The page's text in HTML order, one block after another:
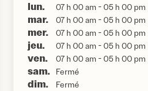
lun.
07 h 00 am - 05 h 00 pm
mar. 07 h 00 am - 05 h 00 pm
mer. 07 h 00 am - 05 h 00 pm
jeu. 07 h 00 am - 05 h 00 pm
ven. 07 h 00 am - 05 h 00 pm
sam. Fermé
dim. Fermé